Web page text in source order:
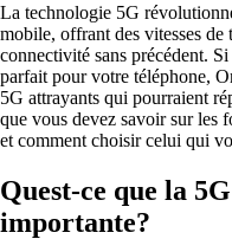
La technologie 5G
mobile, offrant des vitesses de
connectivité sans précédent.
parfait pour votre téléphone,
5G attrayants qui pourraient
que vous devez savoir sur les
et comment choisir celui qui
Quest-ce que la
importante?